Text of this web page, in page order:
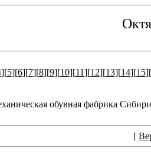
][5][6][7][8][9][10][11][12][13][14][15][
обувная фабрика
[